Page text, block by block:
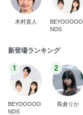
木村直人
BEYOOOOO
NDS
新登場ランキング
1
BEYOOOOO
NDS
2
島倉りか